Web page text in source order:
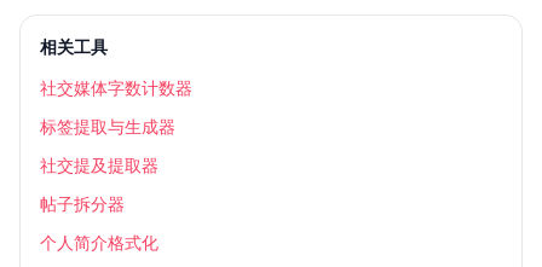
相关工具
社交媒体字数计数器
标签提取与生成器
社交提及提取器
帖子拆分器
个人简介格式化